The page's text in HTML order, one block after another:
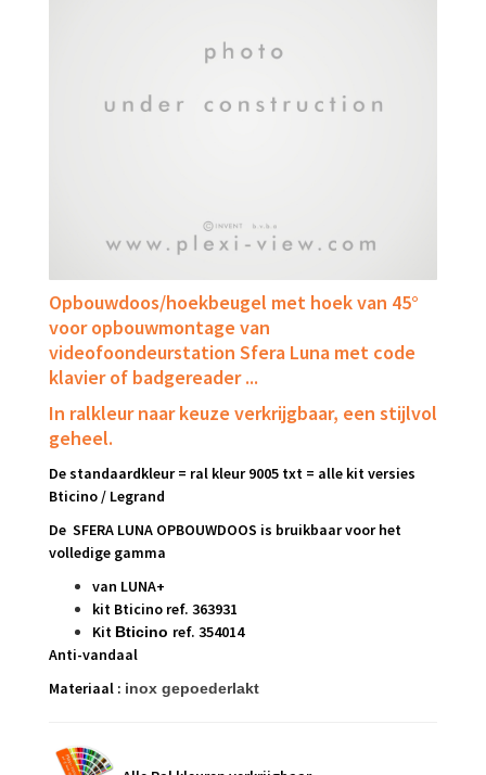
Opbouwdoos/hoekbeugel met hoek van 45°
voor opbouwmontage van
videofoondeurstation Sfera Luna met code
klavier of badgereader ...
In ralkleur naar keuze verkrijgbaar, een stijlvol
geheel.
De standaardkleur = ral kleur 9005 txt = alle kit versies
Bticino / Legrand
De SFERA LUNA OPBOUWDOOS is bruikbaar voor het
volledige gamma
van LUNA+
kit Bticino ref. 363931
Kit Bticino ref. 354014
Anti-vandaal
Materiaal : inox gepoederlakt